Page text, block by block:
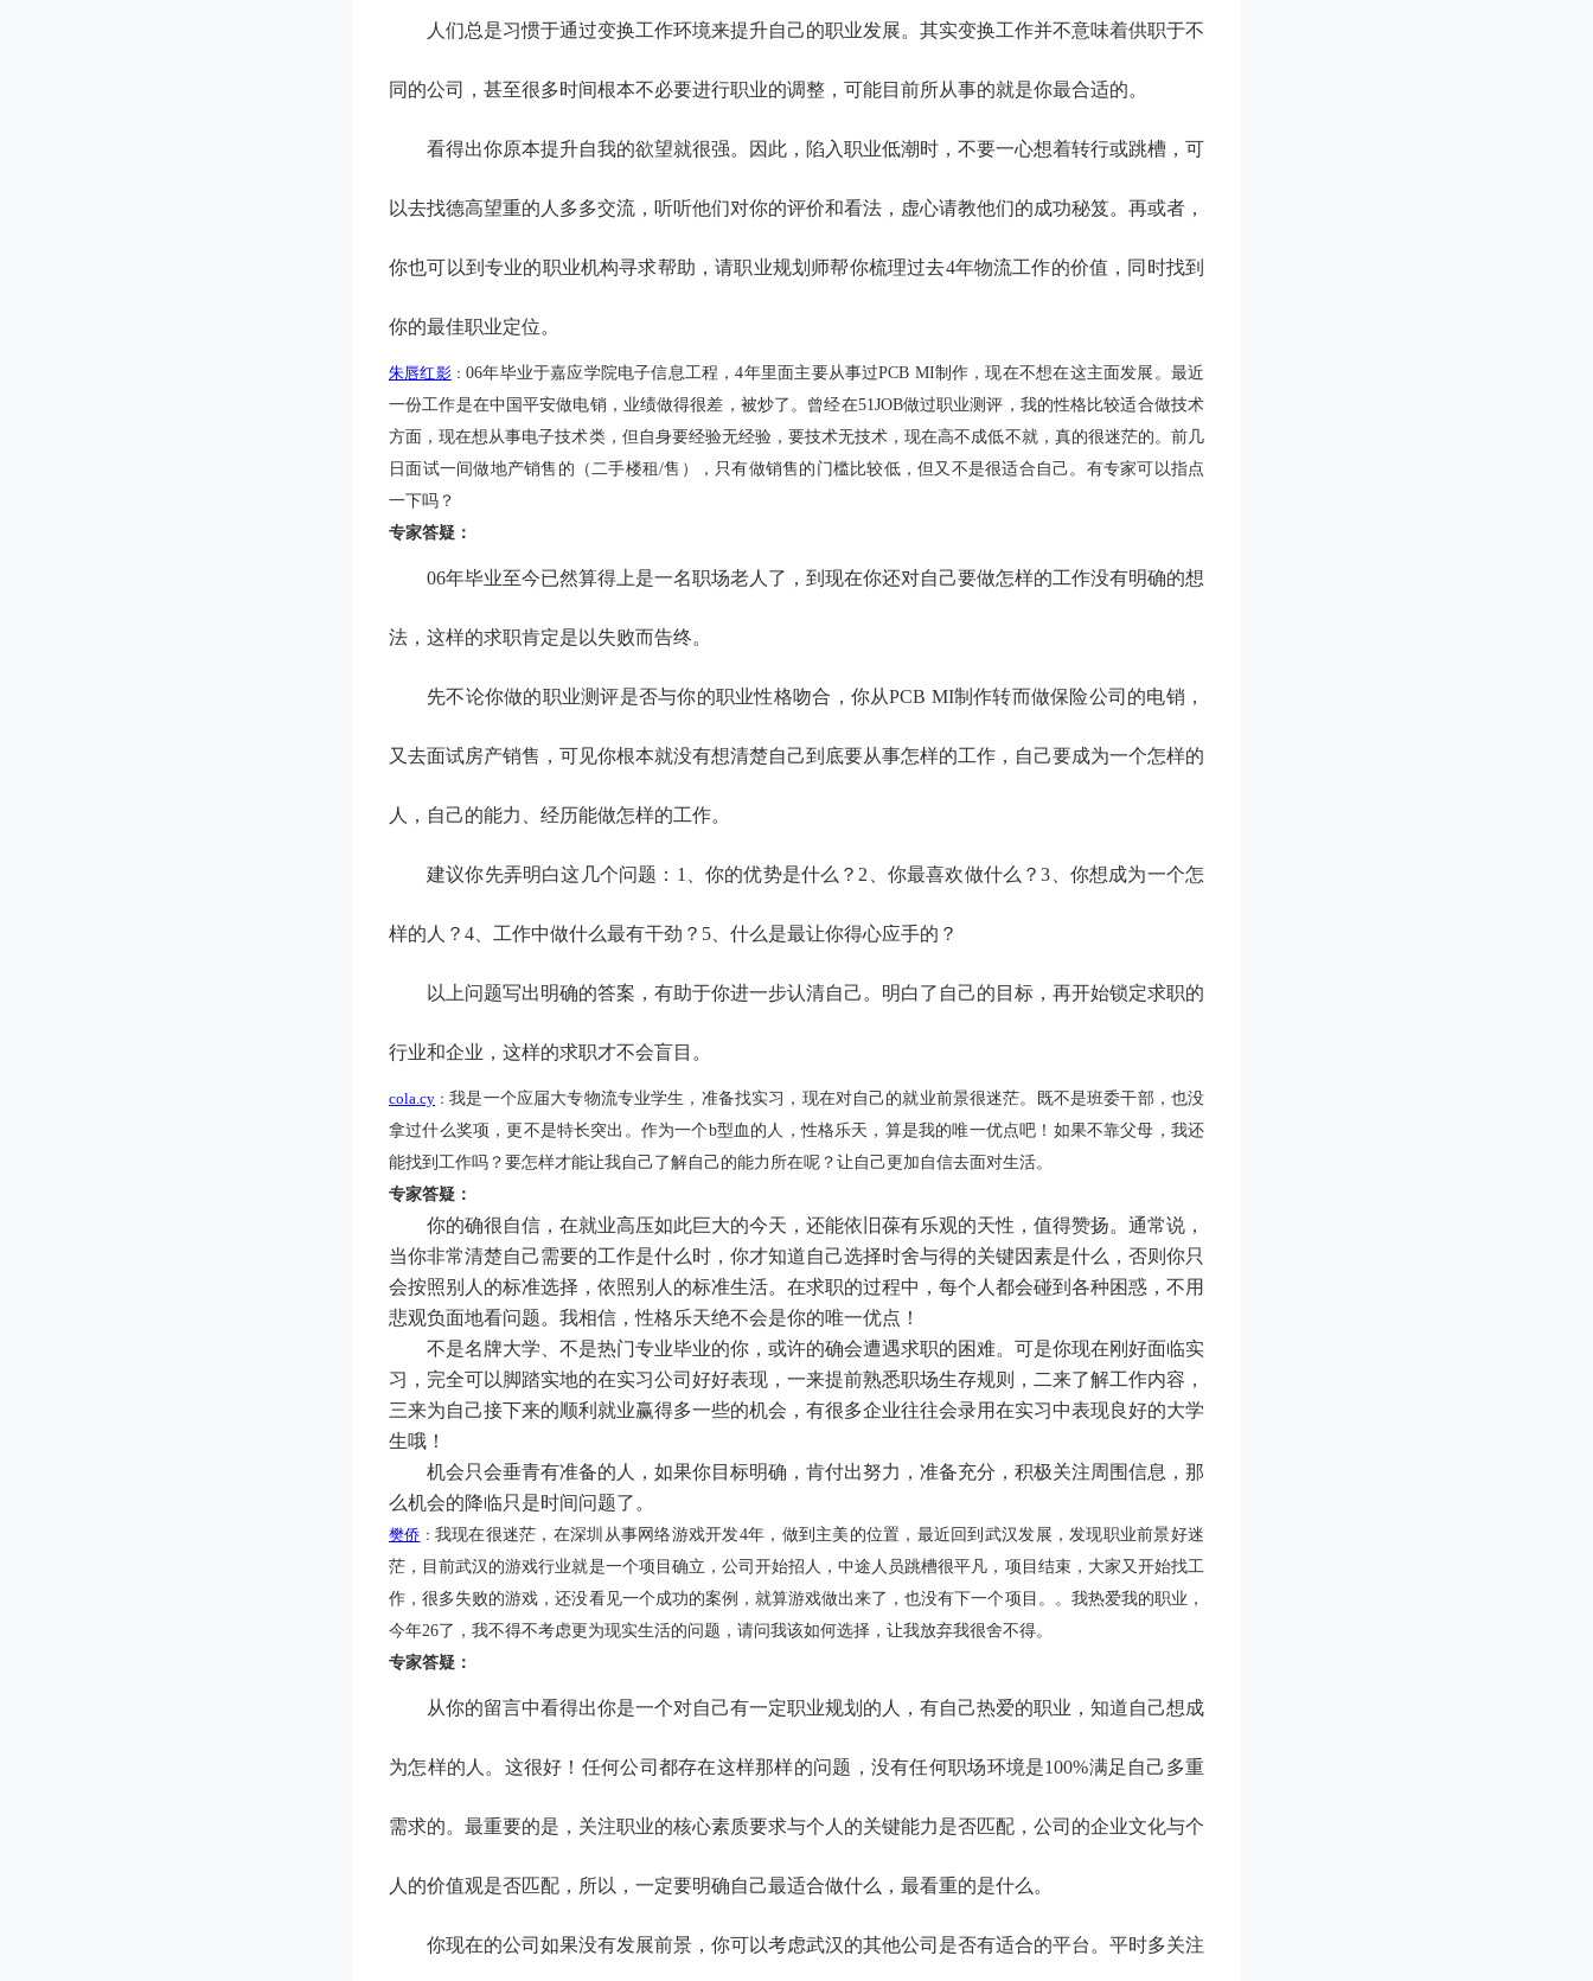
人们总是习惯于通过变换工作环境来提升自己的职业发展。其实变换工作并不意味着供职于不
同的公司， 甚至很多时间根本不必要进行职业的调整，可能目前所从事的就是你最合适的。
看得出你原本提升自我的欲望就很强。因此，陷入职业低潮时 ， 不要一心想着转行或跳槽， 可
以去找德高望重的人 多多交流 ， 听听他们对你的评价和看法，虚心请教他们的成功秘笈。再或者，
你也可以到专业的职业机构寻求帮助，请职业规划师帮你梳理过去4年物流工作的价值，同时找到
你的最佳职业定位。
朱唇红影：06年毕业于嘉应学院电子信息工程，4年里面主要从事过PCB MI制作，现在不想在这主面发展。最近
一份工作是在中国平安做电销，业绩做得很差，被炒了。曾经在51JOB做过职业测评，我的性格比较适合做技术
方面，现在想从事电子技术类，但自身要经验无经验，要技术无技术，现在高不成低不就，真的很迷茫的。前几
日面试一间做地产销售的（二手楼租 /售），只有做销售的门槛比较低，但又不是很适合自己。有专家可以指点
一下吗？
专家答疑：
06年毕业至今已然算得上是一名职场老人了，到现在你还对自己要做怎样的工作没有明确的想
法，这样的求职肯定是以失败而告终。
先不论你做的职业测评是否与你的职业性格吻合，你从PCB MI制作转而做保险公司的电销，
又去面试房产销售，可见你根本就没有想清楚自己到底要从事怎样的工作，自己要成为一个怎样的
人，自己的能力、经历能做怎样的工作。
建议你先弄明白这几个问题：1、你的优势是什么？2、你最喜欢做什么？3、你想成为一个怎
样的人？4、工作中做什么最有干劲？5、什么是最让你得心应手的？
以上问题写出明确的答案，有助于你进一步认清自己。明白了自己的目标，再开始锁定求职的
行业和企业，这样的求职才不会盲目。
cola.cy ：我是一个应届大专物流专业学生，准备找实习，现在对自己的就业前景很迷茫。既不是班委干部，也没
拿过什么奖项，更不是特长突出。作为一个b型血的人，性格乐天，算是我的唯一优点吧！如果不靠父母，我还
能找到工作吗？要怎样才能让我自己了解自己的能力所在呢？让自己更加自信去面对生活。
专家答疑：
你的确很自信，在就业高压如此巨大的今天，还能依旧葆有乐观的天性，值得赞扬。通常说，
当你非常清楚自己需要的工作是什么时，你才知道自己选择时舍与得的关键因素是什么，否则你只
会按照别人的标准选择，依照别人的标准生活。在求职的过程中，每个人都会碰到各种困惑，不用
悲观负面地看问题。我相信，性格乐天绝不会是你的唯一优点！
不是名牌大学、不是热门专业毕业的你，或许的确会遭遇求职的困难。可是你现在刚好面临实
习，完全可以脚踏实地的在实习公司好好表现，一来提前熟悉职场生存规则，二来了解工作内容，
三来为自己接下来的顺利就业赢得多一些的机会，有很多企业往往会录用在实习中表现良好的大学
生哦！
机会只会垂青有准备的人，如果你目标明确，肯付出努力，准备充分，积极关注周围信息，那
么机会的降临只是时间问题了。
樊侨 ： 我现在很迷茫，在深圳从事网络游戏开发4年，做到主美的位置，最近回到武汉发展，发现职业前景好迷
茫，目前武汉的游戏行业就是一个项目确立，公司开始招人，中途人员跳槽很平凡，项目结束，大家又开始找工
作，很多失败的游戏，还没看见一个成功的案例，就算游戏做出来了，也没有下一个项目。。我热爱我的职业，
今年26了，我不得不考虑更为现实生活的问题，请问我该如何选择，让我放弃我很舍不得。
专家答疑：
从你的留言中看得出你是一个对自己有一定职业规划的人，有自己热爱的职业，知道自己想成
为怎样的人。这很好！任何公司都存在这样那样的问题，没有任何职场环境是100%满足自己多重
需求的。最重要的是，关注职业的核心素质要求与个人的关键能力是否匹配，公司的企业文化与个
人的价值观是否匹配，所以，一定要明确自己最适合做什么，最看重的是什么。
你现在的公司如果没有发展前景，你可以考虑武汉的其他公司是否有适合的平台。平时多关注